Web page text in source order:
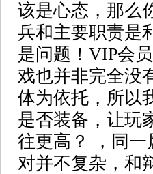
该是心态，那么
兵和主要职责是
是问题！VIP会
戏也并非完全没
体为依托，所以
是否装备，让玩
往更高？ ，同
对并不复杂，和